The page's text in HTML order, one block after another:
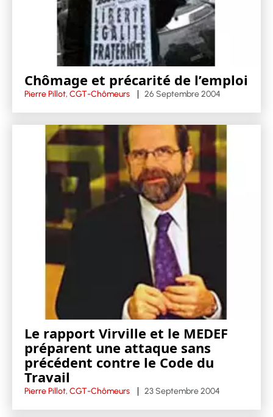
Chômage et précarité de l’emploi
Pierre Pillot, CGT-Chômeurs 26 Septembre 2004
Le rapport Virville et le MEDEF
préparent une attaque sans
précédent contre le Code du
Travail
Pierre Pillot, CGT-Chômeurs 23 Septembre 2004